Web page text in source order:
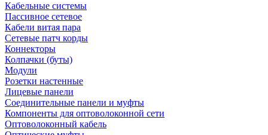
Кабельные системы
Пассивное сетевое
Кабели витая пара
Сетевые патч корды
Коннекторы
Колпачки (буты)
Модули
Розетки настенные
Лицевые панели
Соединительные панели и муфты
Компоненты для оптоволоконной сети
Оптоволоконный кабель